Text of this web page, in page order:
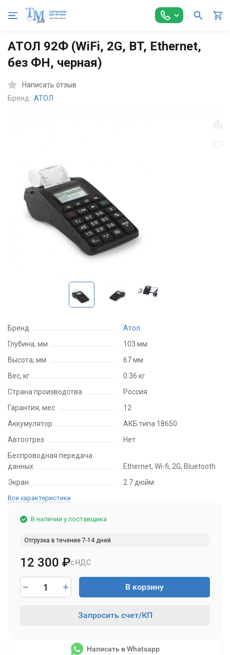
Главная Кассовое оборудование Кассы Атол
АТОЛ 92Ф (WiFi, 2G, BT, Ethernet,
без ФН, черная)
Написать отзыв
Бренд: АТОЛ
Бренд
Атол
Глубина, мм
103 мм
Высота, мм
67 мм
Вес, кг
0.36 кг
Страна производства
Россия
Гарантия, мес
12
Аккумулятор
АКБ типа 18650
Автоотрез
Нет
Беспроводная передача
данных
Ethernet, Wi-fi, 2G, Bluetooth
Экран
2.7 дюйм
Все характеристики
В наличии у поставщика
Отгрузка в течение 7-14 дней
с НДС
12 300 ₽
В корзину
Запросить счет/КП
Написать в Whatsapp